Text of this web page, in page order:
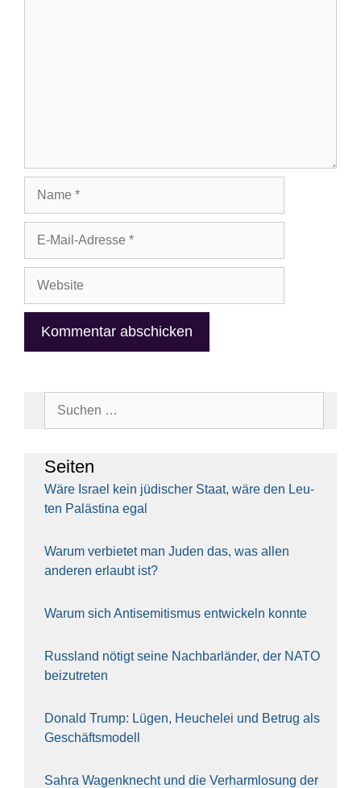
Adresse
Sei­ten
Wäre Isra­el kein jüdi­scher Staat, wäre den Leu­
ten Paläs­ti­na egal
War­um ver­bie­tet man Juden das, was allen
ande­ren erlaubt ist?
War­um sich Anti­se­mi­tis­mus ent­wi­ckeln konn­te
Russ­land nötigt sei­ne Nach­bar­län­der, der NATO
bei­zu­tre­ten
Donald Trump: Lügen, Heu­che­lei und Betrug als
Geschäfts­mo­dell
Sahra Wagen­knecht und die Ver­harm­lo­sung der